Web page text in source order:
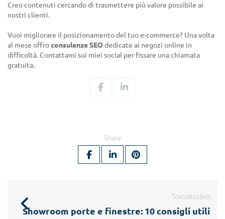
Creo contenuti cercando di trasmettere più valore possibile ai
nostri clienti.
Vuoi migliorare il posizionamento del tuo e-commerce? Una volta
al mese offroconsulenze SEOdedicate ai negozi online in
difficoltà. Contattami sui miei social per fissare una chiamata
gratuita.
Share
Successivo
Showroom porte e finestre: 10 consigli utili